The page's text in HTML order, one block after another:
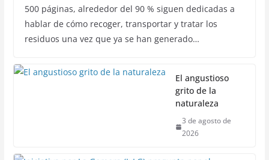
500 páginas, alrededor del 90 % siguen dedicadas a
hablar de cómo recoger, transportar y tratar los
residuos una vez que ya se han generado…
El angustioso
grito de la
naturaleza
3 de agosto de
2026